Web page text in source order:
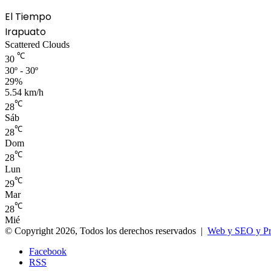
El Tiempo
Irapuato
Scattered Clouds
30 ℃
30º - 30º
29%
5.54 km/h
28℃
Sáb
28℃
Dom
28℃
Lun
29℃
Mar
28℃
Mié
© Copyright 2026, Todos los derechos reservados | Web y SEO y
Facebook
RSS